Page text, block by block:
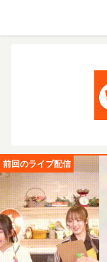
前回のライブ配信